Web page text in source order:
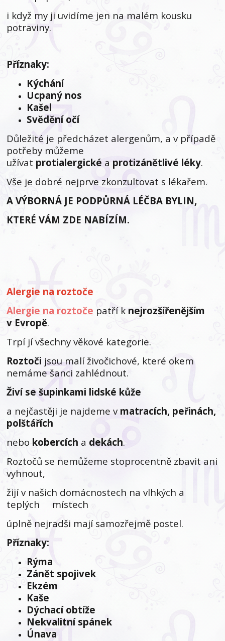
i když my ji uvidíme jen na malém kousku
potraviny.
Příznaky:
Kýchání
Ucpaný nos
Kašel
Svědění očí
Důležité je předcházet alergenům, a v případě
potřeby můžeme
užívat protialergické a protizánětlivé léky.
Vše je dobré nejprve zkonzultovat s lékařem.
A VÝBORNÁ JE PODPŮRNÁ LÉČBA BYLIN,
KTERÉ VÁM ZDE NABÍZÍM.
Alergie na roztoče
Alergie na roztoče patří k nejrozšířenějším
v Evropě.
Trpí jí všechny věkové kategorie.
Roztoči jsou malí živočichové, které okem
nemáme šanci zahlédnout.
Živí se šupinkami lidské kůže
a nejčastěji je najdeme v matracích, peřinách,
polštářích
nebo kobercích a dekách.
Roztočů se nemůžeme stoprocentně zbavit ani
vyhnout,
žijí v našich domácnostech na vlhkých a
teplých místech
úplně nejradši mají samozřejmě postel.
Příznaky:
Rýma
Zánět spojivek
Ekzém
Kaše
Dýchací obtíže
Nekvalitní spánek
Únava